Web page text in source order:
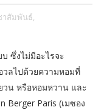
าสัมพันธ์,
ซึ่งไม่มีอะไรจะ
ลไปด้วยความหอมที่
วน หรือหอมหวาน และ
Berger Paris (เมซอง